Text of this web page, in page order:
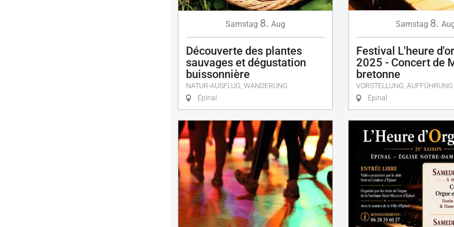
Samstag 8. Aug
Découverte des plantes
sauvages et dégustation
buissonnière
NATUR-AUSFLUG, WANDERUNG
Épinal
Samstag 8.
Festival L'heure
2025 - Concert de
bretonne
VORSTELLUNG, AUFFÜHRUNG
Épinal